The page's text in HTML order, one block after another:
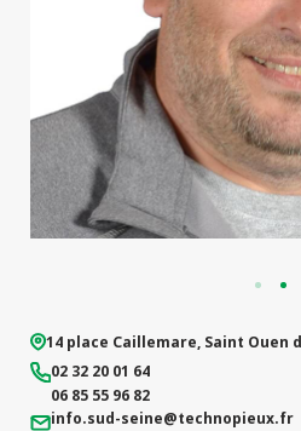
14 place Caillemare, Saint Ouen
02 32 20 01 64
06 85 55 96 82
info.sud-seine@technopieux.fr